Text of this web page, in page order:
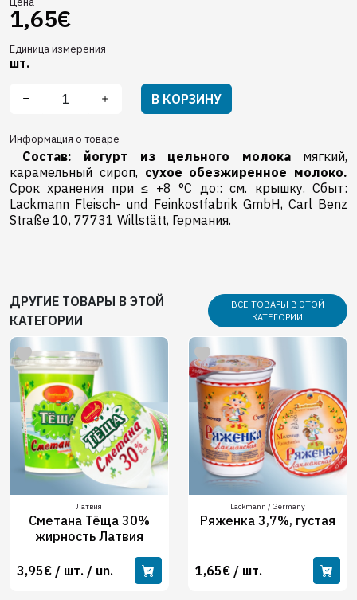
1,65€
Единица измерения
шт.
В КОРЗИНУ
Информация о товаре
Состав: йогурт из цельного молока мягкий,
карамельный сироп, сухое обезжиренное молоко.
Срок хранения при ≤ +8 °C до:: см. крышку. Сбыт:
Lackmann Fleisch- und Feinkostfabrik GmbH, Carl Benz
Straße 10, 77731 Willstätt, Германия.
ДРУГИЕ ТОВАРЫ В ЭТОЙ
КАТЕГОРИИ
ВСЕ ТОВАРЫ В ЭТОЙ
КАТЕГОРИИ
Латвия
Сметана Тёща 30%
жирность Латвия
3,95€ / шт. / un.
Lackmann / Germany
Ряженка 3,7%, густая
1,65€ / шт.